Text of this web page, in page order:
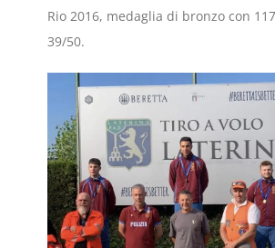
Rio 2016, medaglia di bronzo con
39/50.